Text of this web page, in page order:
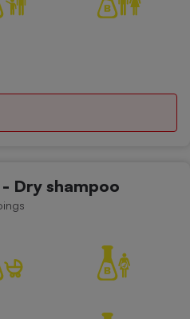
- Dry shampoo